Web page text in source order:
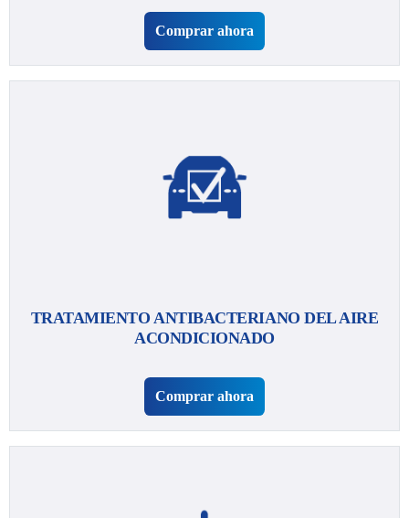
Comprar ahora
TRATAMIENTO ANTIBACTERIANO DEL AIRE
ACONDICIONADO
Comprar ahora